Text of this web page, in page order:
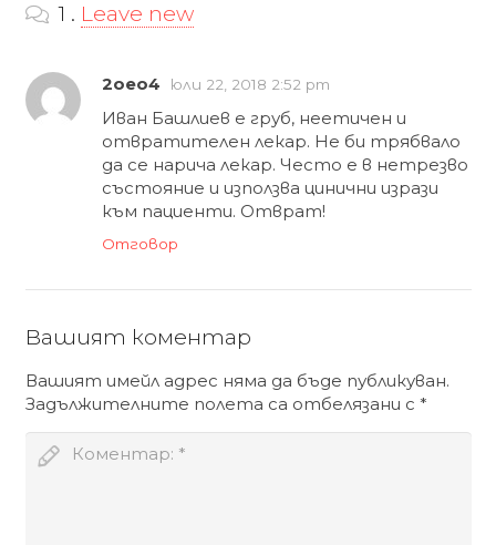
1 коментар
. Leave new
2oeo4 юли 22, 2018 2:52 pm
Иван Башлиев е груб, неетичен и
отвратителен лекар. Не би трябвало
да се нарича лекар. Често е в нетрезво
състояние и използва цинични изрази
към пациенти. Отврат!
Отговор
Вашият коментар
Вашият имейл адрес няма да бъде публикуван.
Задължителните полета са отбелязани с *